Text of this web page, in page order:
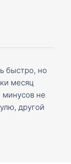
быстро, но
месяц
минусов не
другой